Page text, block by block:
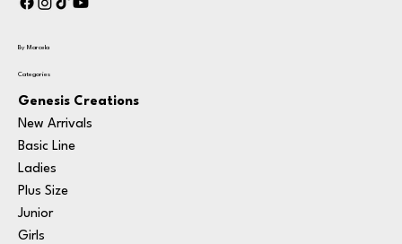
By Marcela
Categories
Genesis Creations
New Arrivals
Basic Line
Ladies
Plus Size
Junior
Girls